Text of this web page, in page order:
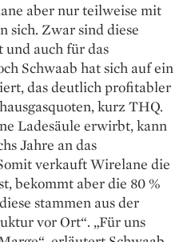
aber nur teilweise mit
sich. Zwar sind diese
und auch für das
Schwaab hat sich auf ein
das deutlich profitabler
kurz THQ.
Ladesäule erwirbt, kann
Jahre an das
verkauft Wirelane die
bekommt aber die 80 %
stammen aus der
vor Ort“. „Für uns